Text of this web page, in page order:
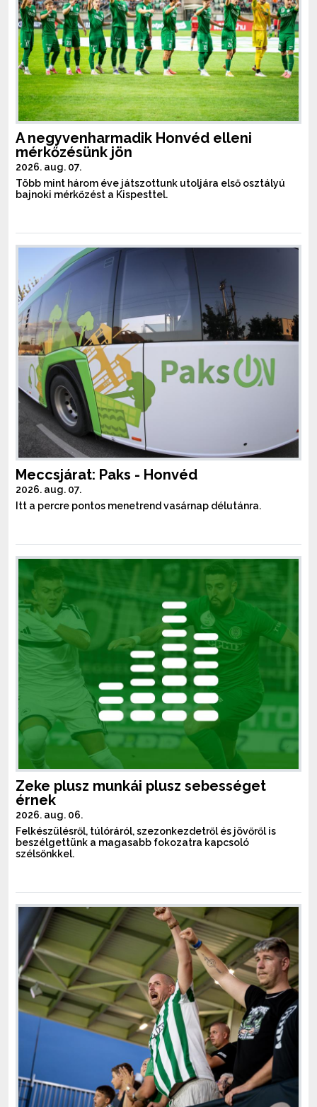
A negyvenharmadik Honvéd elleni
mérkőzésünk jön
2026. aug. 07.
Több mint három éve játszottunk utoljára első osztályú
bajnoki mérkőzést a Kispesttel.
Meccsjárat: Paks - Honvéd
2026. aug. 07.
Itt a percre pontos menetrend vasárnap délutánra.
Zeke plusz munkái plusz sebességet
érnek
2026. aug. 06.
Felkészülésről, túlóráról, szezonkezdetről és jövőről is
beszélgettünk a magasabb fokozatra kapcsoló
szélsőnkkel.